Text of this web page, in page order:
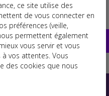
a
ce site utilise des
de vous connecter en
préférences (veille,
permettent également
vous servir et vous
vos attentes. Vous
des cookies que nous